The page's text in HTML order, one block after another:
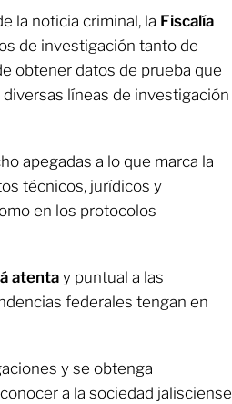
la noticia criminal, la Fiscalía
de investigación tanto de
obtener datos de prueba que
líneas de investigación
apegadas a lo que marca la
técnicos, jurídicos y
en los protocolos
atenta y puntual a las
federales tengan en
y se obtenga
a la sociedad jalisciense